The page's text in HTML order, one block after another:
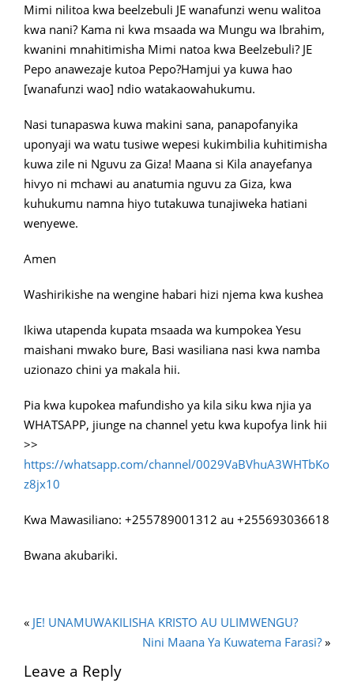
Mimi nilitoa kwa beelzebuli JE wanafunzi wenu walitoa
kwa nani? Kama ni kwa msaada wa Mungu wa Ibrahim,
kwanini mnahitimisha Mimi natoa kwa Beelzebuli? JE
Pepo anawezaje kutoa Pepo?Hamjui ya kuwa hao
[wanafunzi wao] ndio watakaowahukumu.
Nasi tunapaswa kuwa makini sana, panapofanyika
uponyaji wa watu tusiwe wepesi kukimbilia kuhitimisha
kuwa zile ni Nguvu za Giza! Maana si Kila anayefanya
hivyo ni mchawi au anatumia nguvu za Giza, kwa
kuhukumu namna hiyo tutakuwa tunajiweka hatiani
wenyewe.
Amen
Washirikishe na wengine habari hizi njema kwa kushea
Ikiwa utapenda kupata msaada wa kumpokea Yesu
maishani mwako bure, Basi wasiliana nasi kwa namba
uzionazo chini ya makala hii.
Pia kwa kupokea mafundisho ya kila siku kwa njia ya
WHATSAPP, jiunge na channel yetu kwa kupofya link hii
>>
https://whatsapp.com/channel/0029VaBVhuA3WHTbKo
z8jx10
Kwa Mawasiliano: +255789001312 au +255693036618
Bwana akubariki.
« JE! UNAMUWAKILISHA KRISTO AU ULIMWENGU?
Nini Maana Ya Kuwatema Farasi? »
Leave a Reply